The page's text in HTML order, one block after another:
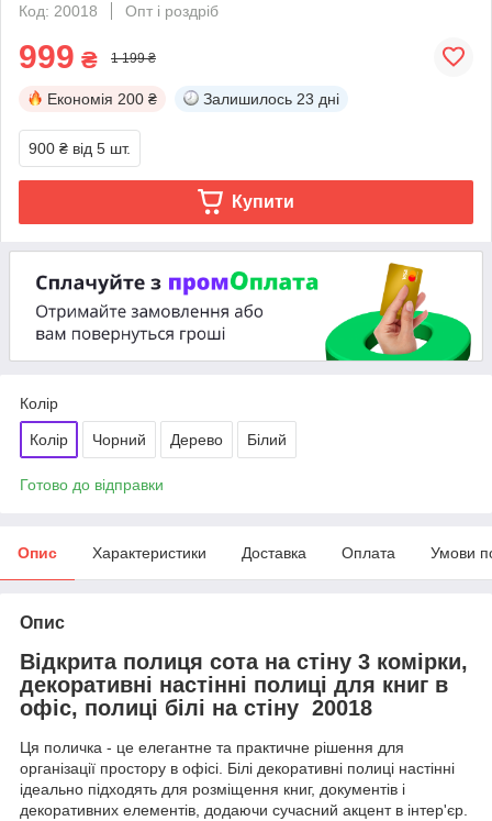
Код: 20018
Опт і роздріб
999 ₴ 1 199 ₴
Економія 200 ₴ Залишилось 23 дні
900 ₴ від 5 шт.
Купити
Колір
Колір Чорний Дерево Білий
Готово до відправки
Опис Характеристики Доставка Оплата Умови
Опис
Відкрита полиця сота на стіну 3 комірки,
декоративні настінні полиці для книг в
офіс, полиці білі на стіну 20018
Ця поличка - це елегантне та практичне рішення для
організації простору в офісі. Білі декоративні полиці настінні
ідеально підходять для розміщення книг, документів і
декоративних елементів, додаючи сучасний акцент в інтер'єр.